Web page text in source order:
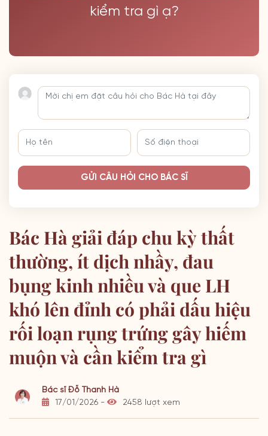
kiểm tra gì ạ?
GỬI CÂU HỎI CHO BÁC SĨ
Bác Hà giải đáp chu kỳ thất
thường, ít dịch nhầy, đau
bụng kinh nhiều và que LH
khó lên đỉnh có phải dấu hiệu
rối loạn rụng trứng gây hiếm
muộn và cần kiểm tra gì
Bác sĩ Đỗ Thanh Hà
17/01/2026 -
2458 lượt xem